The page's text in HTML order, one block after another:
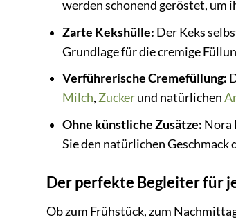
werden schonend geröstet, um
Zarte Kekshülle: Der Keks
Grundlage für die cremige
Verführerische Cremefüllung:
Milch,Zuckerund natürlichen
Ohne künstliche Zusätze: Nora
Sie den natürlichen
Der perfekte Begleiter für
Ob zum Frühstück, zum